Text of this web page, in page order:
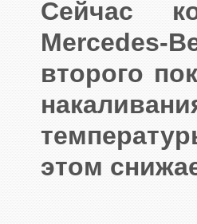
Сейчас
второго
этом